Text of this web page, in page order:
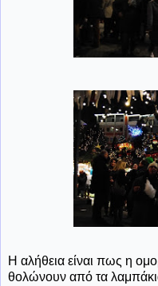
Η αλήθεια είναι πως η
θολώνουν από τα λαμπάκια